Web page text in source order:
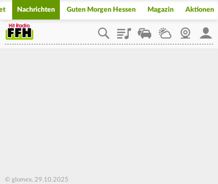
Nachrichten Guten Morgen Hessen Magazin Aktionen
PlaylistStaupilotWetterWebcam
© glomex, 29.10.2025